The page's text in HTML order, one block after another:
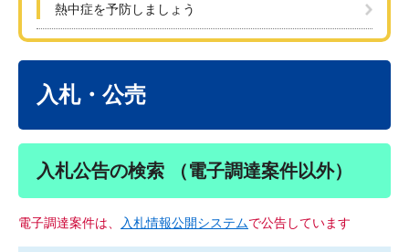
熱中症を予防しましょう
入札・公売
入札公告の検索 （電子調達案件以外）
電子調達案件は、 入札情報公開システムで公告しています